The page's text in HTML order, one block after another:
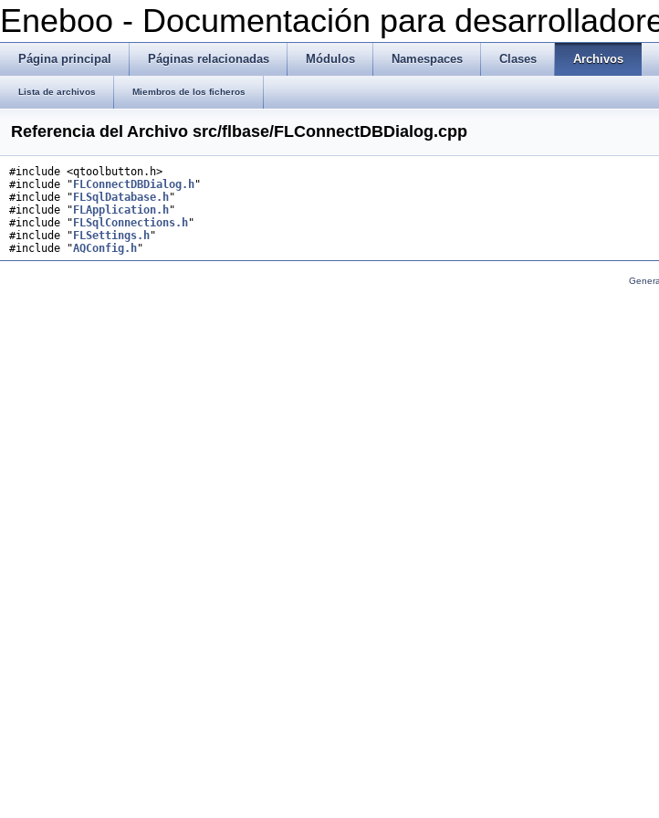
Eneboo - Documentación para
Página principal Páginas relacionadas Módulos Namespaces Clases Archivos
Lista de archivos Miembros de los ficheros
Referencia del Archivo src/flbase/FLConnectDBDialog.cpp
#include <qtoolbutton.h>
#include " FLConnectDBDialog.h"
#include " FLSqlDatabase.h"
#include " FLApplication.h"
#include " FLSqlConnections.h"
#include " FLSettings.h"
#include "AQConfig.h"